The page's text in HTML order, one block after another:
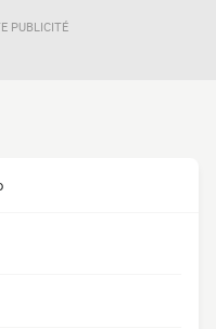
PUBLICITÉ